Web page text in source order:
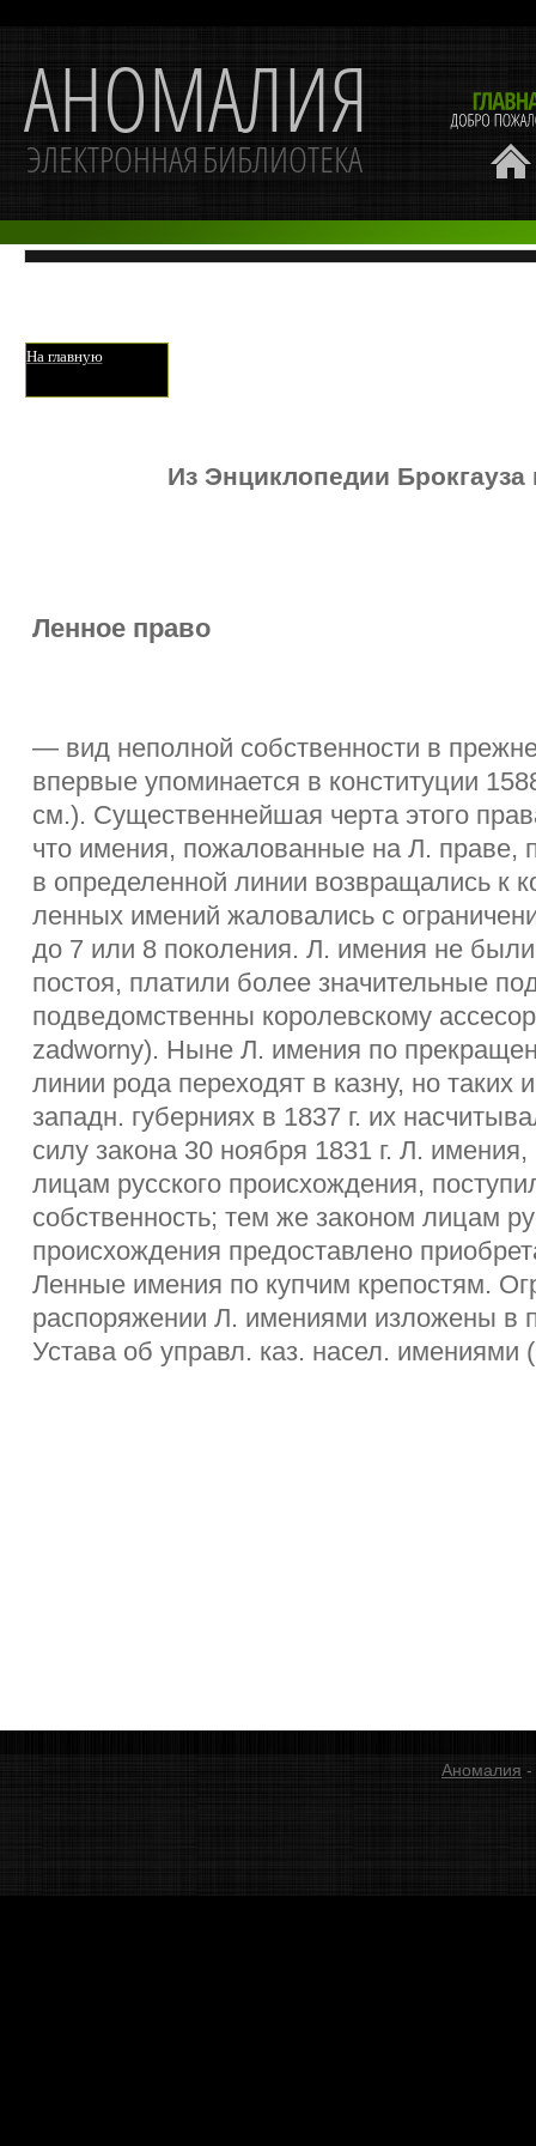
На главную
Из Энциклопедии
Ленное право
— вид неполной собственности в
впервые упоминается в конституции
см.). Существеннейшая черта этого
что имения, пожалованные на Л. праве,
в определенной линии возвращались к
ленных имений жаловались с
до 7 или 8 поколения. Л. имения не
постоя, платили более значительные
подведомственны королевскому
zadworny). Ныне Л. имения по
линии рода переходят в казну, но таких
западн. губерниях в 1837 г. их
силу закона 30 ноября 1831 г. Л.
лицам русского происхождения,
собственность; тем же законом лицам
происхождения предоставлено
Ленные имения по купчим крепостям.
распоряжении Л. имениями изложены в
Устава об управл. каз. насел. имениями
Аномалия -